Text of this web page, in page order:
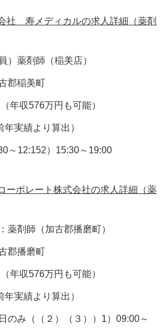
社 寿メディカルの求人詳細（薬剤
薬剤師（稲美店）
郡稲美町
年収576万円も可能）
実績より算出）
～12:152）15:30～19:00
ーポレート株式会社の求人詳細（薬
剤師（加古郡播磨町）
郡播磨町
年収576万円も可能）
実績より算出）
み（（２）（３））1）09:00～